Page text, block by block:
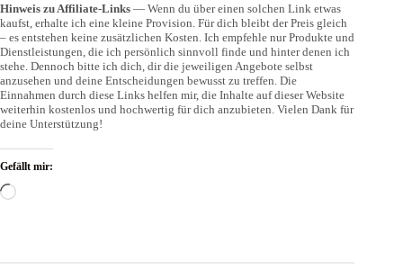
Hinweis zu Affiliate-Links — Wenn du über einen solchen Link etwas
kaufst, erhalte ich eine kleine Provision. Für dich bleibt der Preis gleich
– es entstehen keine zusätzlichen Kosten. Ich empfehle nur Produkte und
Dienstleistungen, die ich persönlich sinnvoll finde und hinter denen ich
stehe. Dennoch bitte ich dich, dir die jeweiligen Angebote selbst
anzusehen und deine Entscheidungen bewusst zu treffen. Die
Einnahmen durch diese Links helfen mir, die Inhalte auf dieser Website
weiterhin kostenlos und hochwertig für dich anzubieten. Vielen Dank für
deine Unterstützung!
Gefällt mir:
Wird